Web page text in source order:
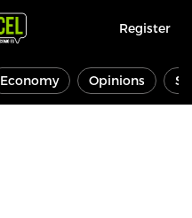
Register
Economy Opinions